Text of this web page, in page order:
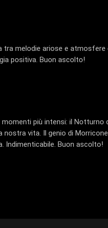
tra melodie ariose e atmosfere
positiva. Buon ascolto!
più intensi: il Notturno
vita. Il genio di
Indimenticabile. Buon ascolto!